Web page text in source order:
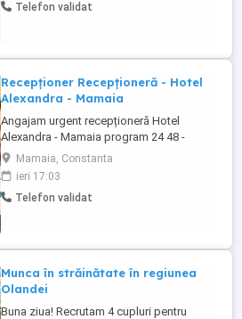
Telefon validat
Recepționer Recepționeră - Hotel
Alexandra - Mamaia
Angajam urgent recepționeră Hotel
Alexandra - Mamaia program 24 48 -
salariu 4000 lei net in mana pentru detalii
sunați sau lăsați mesaje la numărul afișat
mai sus in poza
Mamaia, Constanta
ieri 17:03
Telefon validat
Munca în străinătate în regiunea
Olandei
Buna ziua! Recrutam 4 cupluri pentru